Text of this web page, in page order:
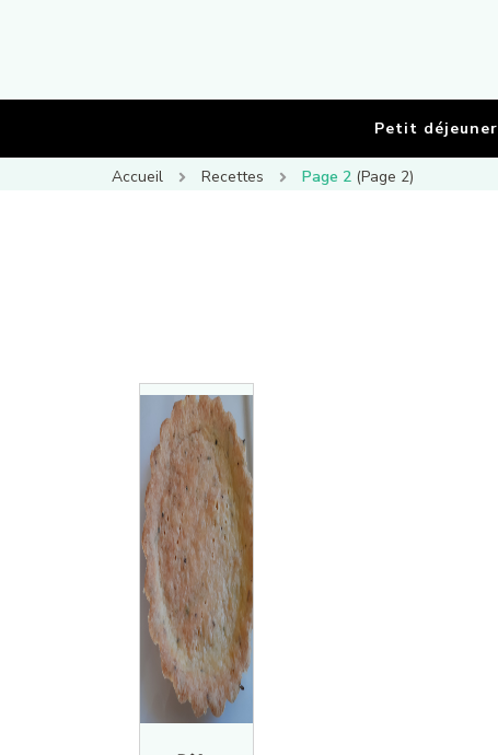
Petit déjeuner
Accueil Recettes Page 2 (Page 2)